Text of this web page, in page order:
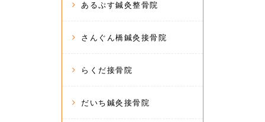
あるぷす鍼灸整骨院
さんぐん橋鍼灸接骨院
らくだ接骨院
だいち鍼灸接骨院